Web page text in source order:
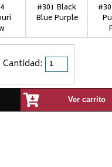
#301 Black
Blue Purple
Cantidad:
Ver carrito